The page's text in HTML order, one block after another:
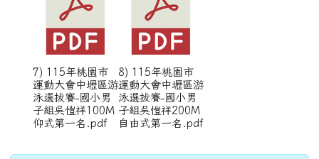
7) 115年桃園市
運動大會中壢區游
泳選拔賽-國小男
子組吳愷祥100M
仰式第一名.pdf
8) 115年桃園市
運動大會中壢區游
泳選拔賽-國小男
子組吳愷祥200M
自由式第一名.pdf